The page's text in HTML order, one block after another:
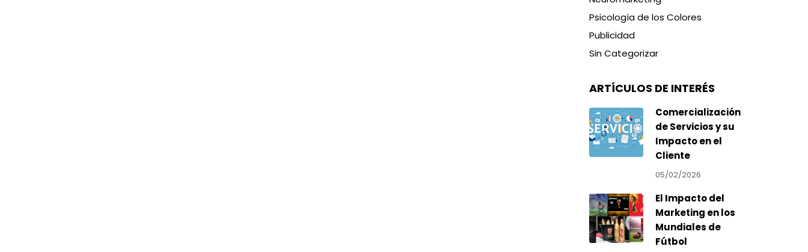
Psicología de los Colores
Publicidad
Sin Categorizar
ARTÍCULOS DE INTERÉS
Comercialización
de Servicios y su
Impacto en el
Cliente
05/02/2026
El Impacto del
Marketing en los
Mundiales de
Fútbol